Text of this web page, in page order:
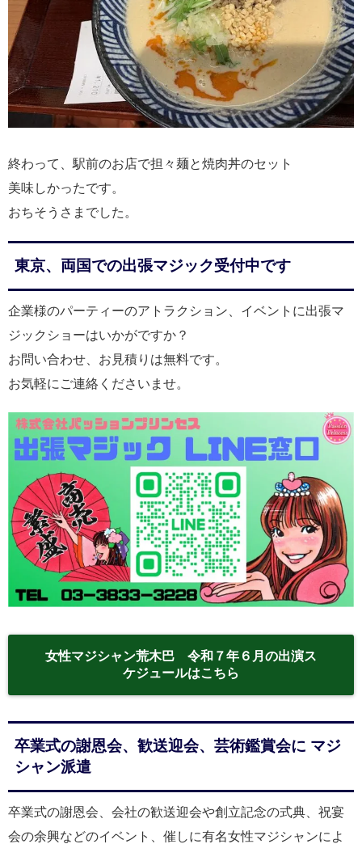
終わって、駅前のお店で担々麺と焼肉丼のセット
美味しかったです。
おちそうさまでした。
東京、両国での出張マジック受付中です
企業様のパーティーのアトラクション、イベントに出張マ
ジックショーはいかがですか？
お問い合わせ、お見積りは無料です。
お気軽にご連絡くださいませ。
女性マジシャン荒木巴 令和７年６月の出演ス
ケジュールはこちら
卒業式の謝恩会、歓送迎会、芸術鑑賞会に マジ
シャン派遣
卒業式の謝恩会、会社の歓送迎会や創立記念の式典、祝宴
会の余興などのイベント、催しに有名女性マジシャンによ